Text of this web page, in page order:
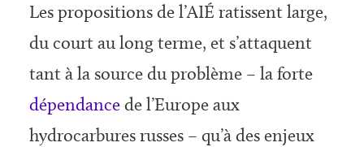
Les propositions de l’AIÉ ratissent large,
du court au long terme, et s’attaquent
tant à la source du problème – la forte
dépendancede l’Europe aux
hydrocarbures russes – qu’à des enjeux